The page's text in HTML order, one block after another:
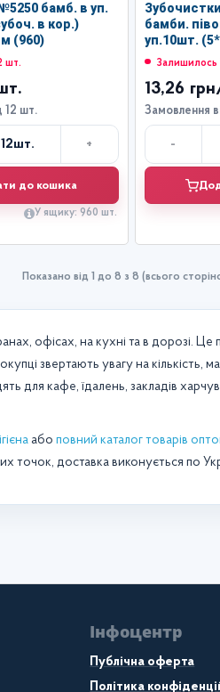
бамб. в уп.
в кор.)
(960)
шт.
12 шт.
12шт. +
до кошика
У ящику: 960 шт.
бамби.
уп.10шт.
Залишилось
13,26 грн
Замовлення
-
Показано від 1 до 8 з 8 (всього
офісах, на кухні та в дорозі.
звертають увагу на кількість,
для кафе, їдалень, закладів
або повний каталог товарів
точок, доставка виконується по
Інфоцентр
Публічна оферта
Політика